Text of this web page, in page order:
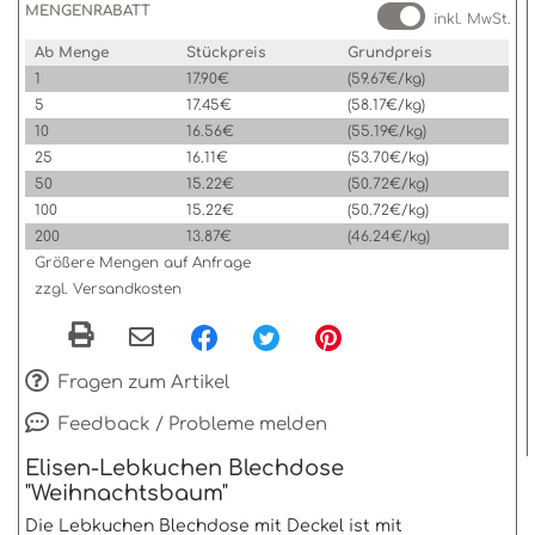
MENGENRABATT
inkl. MwSt.
Ab Menge
Stückpreis
Grundpreis
1
17.90€
(59.67€/kg)
5
17.45€
(58.17€/kg)
10
16.56€
(55.19€/kg)
25
16.11€
(53.70€/kg)
50
15.22€
(50.72€/kg)
100
15.22€
(50.72€/kg)
200
13.87€
(46.24€/kg)
Größere Mengen auf Anfrage
zzgl. Versandkosten
Fragen zum Artikel
Feedback / Probleme melden
Elisen-Lebkuchen Blechdose
"Weihnachtsbaum"
Die Lebkuchen Blechdose mit Deckel ist mit